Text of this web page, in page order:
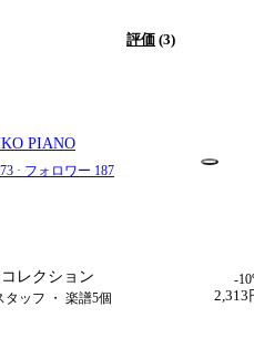
評価 (3)
PIANO
· フォロワー 187
レクション
タッフ ・ 楽譜5個
-
2,313